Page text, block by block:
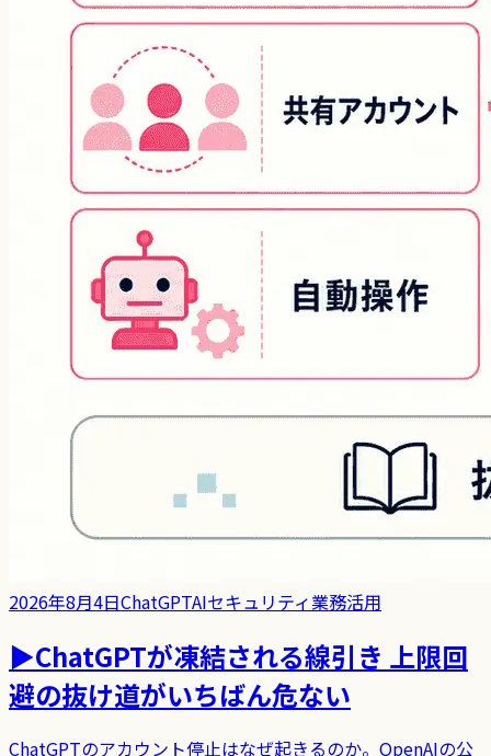
2026年8月4日ChatGPTAIセキュリティ業務活用
▶ChatGPTが凍結される線引き 上限回
避の抜け道がいちばん危ない
ChatGPTのアカウント停止はなぜ起きるのか。OpenAIの公